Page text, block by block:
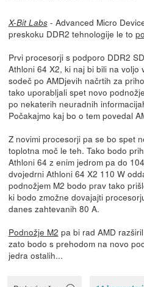
X-Bit Labs- Advanced Micro
preskoku DDR2 tehnologije le to
Prvi procesorji s podporo DDR2
Athloni 64 X2, ki naj bi bili na voljo
sodeč po AMDjevih načrtih za
tako uporabljali spet novo
po nekaterih neuradnih
Počakajmo kaj bo o tem povedal
Z novimi procesorji pa se bo spet
toplotna moč le teh. Tako bodo
Athloni 64 z enim jedrom pa do
dvojedrni Athloni 64 X2 110 W
podnožjem M2 bodo prav tako
ki bodo zmožne dovajajti
danes zahtevanih 80 A.
Podnožje M2 pa bi rad AMD
zato bodo s prehodom na novo
jedra ostalih...